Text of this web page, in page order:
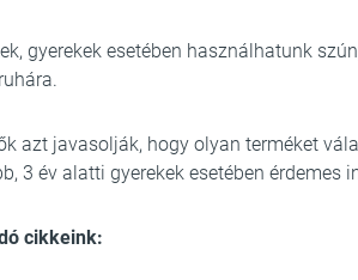
gyerekek esetében használhatunk
azt javasolják, hogy olyan terméket
3 év alatti gyerekek esetében érdemes
cikkeink: